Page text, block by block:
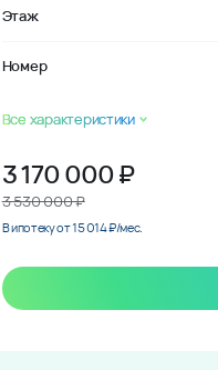
Этаж
Номер
Все характеристики
3 170 000₽
3 530 000 ₽
В ипотеку от 15 014 ₽/мес.